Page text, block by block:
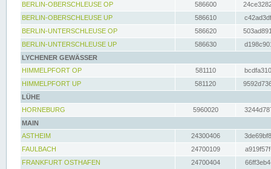
BERLIN-OBERSCHLEUSE OP
586600
BERLIN-OBERSCHLEUSE UP
586610
BERLIN-UNTERSCHLEUSE OP
586620
BERLIN-UNTERSCHLEUSE UP
586630
LYCHENER GEWÄSSER
HIMMELPFORT OP
581110
HIMMELPFORT UP
581120
LÜHE
HORNEBURG
5960020
MAIN
ASTHEIM
24300406
FAULBACH
24700109
FRANKFURT OSTHAFEN
24700404